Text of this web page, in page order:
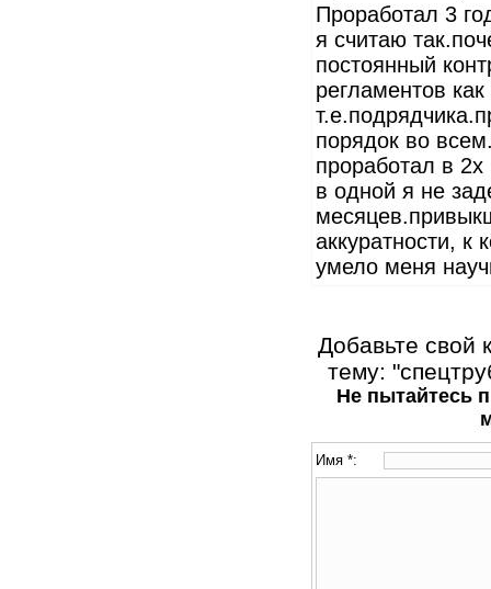
Проработал 3
я считаю
постоянный
регламентов
порядок во
проработал в
в одной я не
аккуратности, к
умело меня
Добавьте свой
тему:
Не пытайтесь
Имя *: